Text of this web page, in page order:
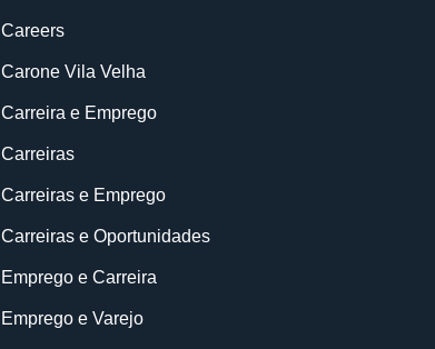
Careers
Carone Vila Velha
Carreira e Emprego
Carreiras
Carreiras e Emprego
Carreiras e Oportunidades
Emprego e Carreira
Emprego e Varejo